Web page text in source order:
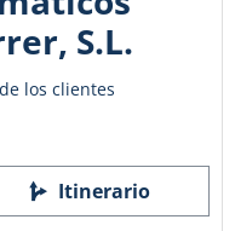
S.L.
los clientes
Itinerario